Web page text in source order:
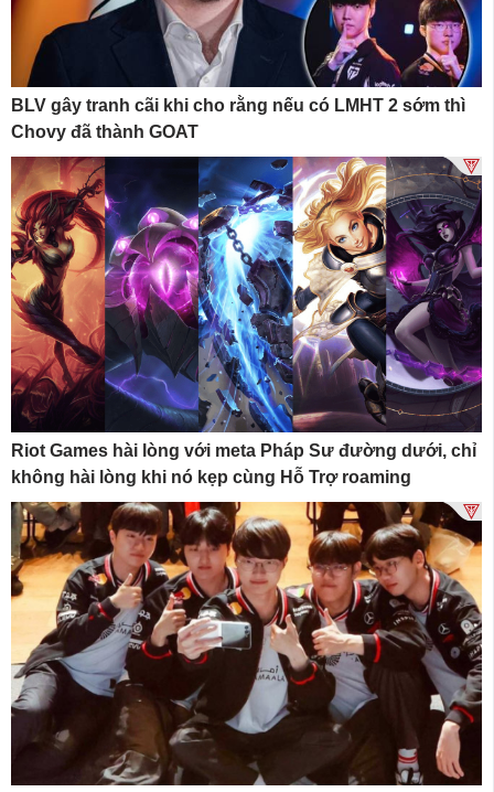
BLV gây tranh cãi khi cho rằng nếu có LMHT 2 sớm thì
Chovy đã thành GOAT
Riot Games hài lòng với meta Pháp Sư đường dưới, chỉ
không hài lòng khi nó kẹp cùng Hỗ Trợ roaming